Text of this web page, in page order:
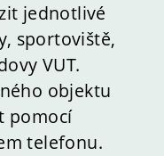
jednotlivé
sportoviště,
VUT.
objektu
pomocí
telefonu.